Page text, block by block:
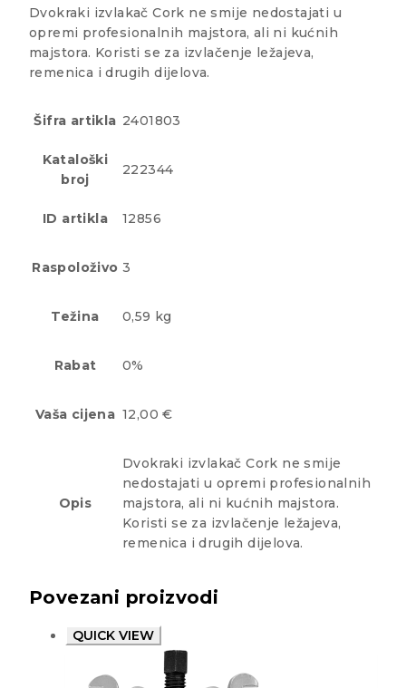
Dvokraki izvlakač Cork ne smije nedostajati u
opremi profesionalnih majstora, ali ni kućnih
majstora. Koristi se za izvlačenje ležajeva,
remenica i drugih dijelova.
Šifra artikla 2401803
Kataloški
broj
222344
ID artikla 12856
Raspoloživo 3
Težina 0,59 kg
Rabat 0%
Vaša cijena 12,00 €
Opis
Dvokraki izvlakač Cork ne smije
nedostajati u opremi profesionalnih
majstora, ali ni kućnih majstora.
Koristi se za izvlačenje ležajeva,
remenica i drugih dijelova.
Povezani proizvodi
QUICK VIEW